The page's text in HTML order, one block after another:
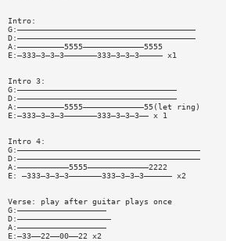
Intro:
G:——————————————————————————————————————
D:——————————————————————————————————————
A:——————————5555—————————————5555
E:—333—3—3—3———————333—3—3—3————— x1
Intro 3:
G:——————————————————————————————————
D:——————————————————————————————————
A:——————————5555—————————————55(let ring)
E:—333—3—3—3———————333—3—3—3—— x 1
Intro 4:
G:———————————————————————————————————————
D:———————————————————————————————————————
A:———————————5555—————————————2222
E: —333—3—3—3———————333—3—3—3—————— x2
Verse: play after guitar plays once
G:———————————————————
D:————————————————————
A:———————————————————
E:—33——22——00——22 x2